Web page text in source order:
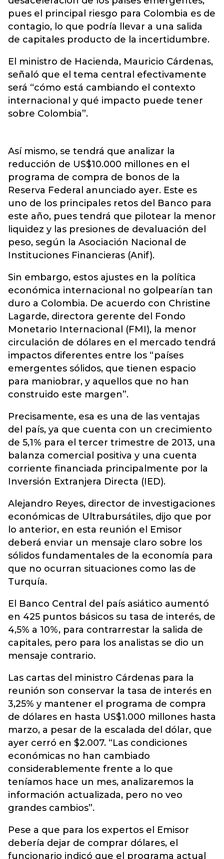
pues el principal riesgo para Colombia es de
contagio, lo que podría llevar a una salida
de capitales producto de la incertidumbre.
El ministro de Hacienda, Mauricio Cárdenas,
señaló que el tema central efectivamente
será “cómo está cambiando el contexto
internacional y qué impacto puede tener
sobre Colombia”.
Así mismo, se tendrá que analizar la
reducción de US$10.000 millones en el
programa de compra de bonos de la
Reserva Federal anunciado ayer. Este es
uno de los principales retos del Banco para
este año, pues tendrá que pilotear la menor
liquidez y las presiones de devaluación del
peso, según la Asociación Nacional de
Instituciones Financieras (Anif).
Sin embargo, estos ajustes en la política
económica internacional no golpearían tan
duro a Colombia. De acuerdo con Christine
Lagarde, directora gerente del Fondo
Monetario Internacional (FMI), la menor
circulación de dólares en el mercado tendrá
impactos diferentes entre los “países
emergentes sólidos, que tienen espacio
para maniobrar, y aquellos que no han
construido este margen”.
Precisamente, esa es una de las ventajas
del país, ya que cuenta con un crecimiento
de 5,1% para el tercer trimestre de 2013, una
balanza comercial positiva y una cuenta
corriente financiada principalmente por la
Inversión Extranjera Directa (IED).
Alejandro Reyes, director de investigaciones
económicas de Ultrabursátiles, dijo que por
lo anterior, en esta reunión el Emisor
deberá enviar un mensaje claro sobre los
sólidos fundamentales de la economía para
que no ocurran situaciones como las de
Turquía.
El Banco Central del país asiático aumentó
en 425 puntos básicos su tasa de interés, de
4,5% a 10%, para contrarrestar la salida de
capitales, pero para los analistas se dio un
mensaje contrario.
Las cartas del ministro Cárdenas para la
reunión son conservar la tasa de interés en
3,25% y mantener el programa de compra
de dólares en hasta US$1.000 millones hasta
marzo, a pesar de la escalada del dólar, que
ayer cerró en $2.007. “Las condiciones
económicas no han cambiado
considerablemente frente a lo que
teníamos hace un mes, analizaremos la
información actualizada, pero no veo
grandes cambios”.
Pese a que para los expertos el Emisor
debería dejar de comprar dólares, el
funcionario indicó que el programa actual